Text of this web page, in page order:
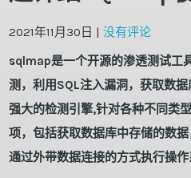
2021年11月30日 |没有评论
sqlmap是一个开源的渗透测试工
测，利用SQL注入漏洞，获取数
强大的检测引擎,针对各种不同类
项，包括获取数据库中存储的数
通过外带数据连接的方式执行操作